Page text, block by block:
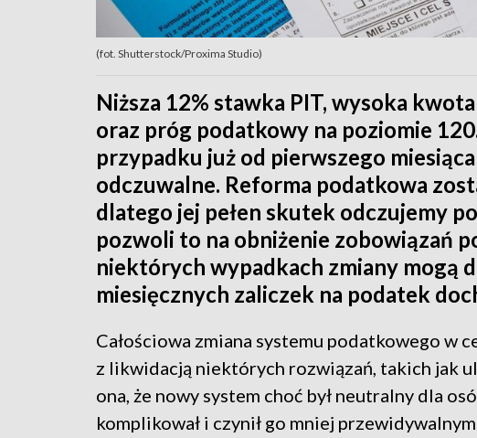
(fot. Shutterstock/Proxima Studio)
Niższa 12% stawka PIT, wysoka
oraz próg podatkowy na poziomie
przypadku już od pierwszego
odczuwalne. Reforma podatkowa
dlatego jej pełen skutek odczujemy
pozwoli to na obniżenie zobowiązań
niektórych wypadkach zmiany mogą
miesięcznych zaliczek na podatek
Całościowa zmiana systemu podatkowego w
z likwidacją niektórych rozwiązań, takich jak
ona, że nowy system choć był neutralny dla
komplikował i czynił go mniej